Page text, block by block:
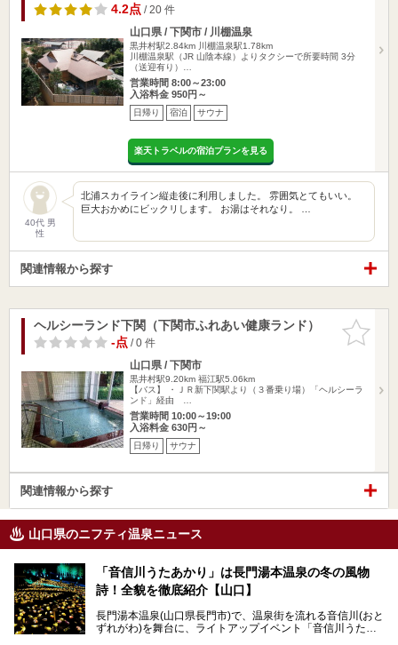
4.2点/ 20 件
山口県 / 下関市 / 川棚温泉
黒井村駅2.84km
川棚温泉駅1.78km
川棚温泉駅（JR 山陰本線）よりタクシーで所要時間 3分
（送迎有り）…
営業時間 8:00～23:00
入浴料金 950円～
日帰り 宿泊 サウナ
楽天トラベルの宿泊プランを見る
40代 男
性
北浦スカイライン縦走後に利用しました。 雰囲気とてもいい。
巨大おかめにビックリします。 お湯はそれなり。 …
関連情報から探す
お気に入
りに追加
ヘルシーランド下関（下関市ふれあい健康ランド）
-点/ 0 件
山口県 / 下関市
黒井村駅9.20km 福江駅5.06km
【バス】 ・ＪＲ新下関駅より（３番乗り場）「ヘルシーラ
ンド」経由 …
営業時間 10:00～19:00
入浴料金 630円～
日帰り サウナ
関連情報から探す
山口県のニフティ温泉ニュース
「音信川うたあかり」は長門湯本温泉の冬の風物
詩！全貌を徹底紹介【山口】
長門湯本温泉(山口県長門市)で、温泉街を流れる音信川(おと
ずれがわ)を舞台に、ライトアップイベント「音信川うたあ